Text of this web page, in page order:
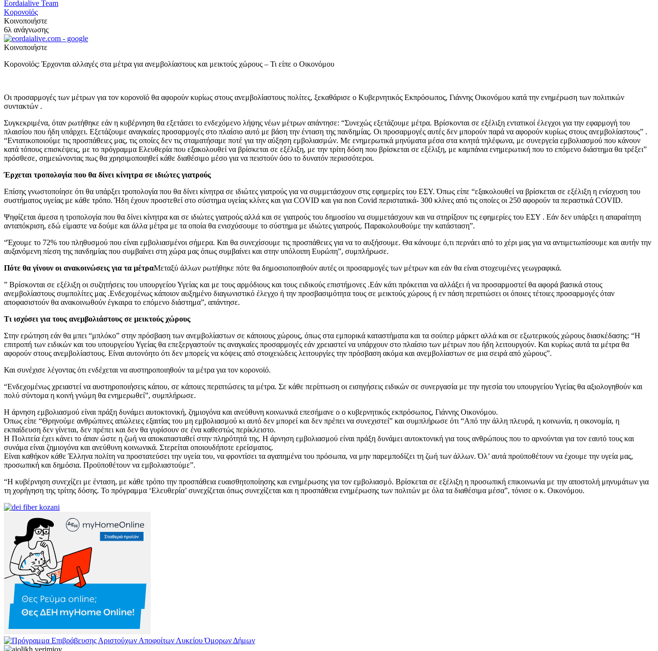
Eordaialive Team
Κορονοϊός
Κοινοποιήστε
6λ ανάγνωσης
Κοινοποιήστε
Κορονοϊός: Έρχονται αλλαγές στα μέτρα για ανεμβολίαστους και μεικτούς χώρους – Τι είπε ο Οικονόμου
Οι προσαρμογές των μέτρων για τον κορονοϊό θα αφορούν κυρίως στους ανεμβολίαστους πολίτες, ξεκαθάρισε ο Κυβερνητικός Εκπρόσωπος, Γιάννης Οικονόμου κατά την ενημέρωση των πολιτικών
συντακτών .
Συγκεκριμένα, όταν ρωτήθηκε εάν η κυβέρνηση θα εξετάσει το ενδεχόμενο λήψης νέων μέτρων απάντησε: “Συνεχώς εξετάζουμε μέτρα. Βρίσκονται σε εξέλιξη εντατικοί έλεγχοι για την εφαρμογή του
πλαισίου που ήδη υπάρχει. Εξετάζουμε αναγκαίες προσαρμογές στο πλαίσιο αυτό με βάση την ένταση της πανδημίας. Οι προσαρμογές αυτές δεν μπορούν παρά να αφορούν κυρίως στους ανεμβολίαστους” .
“Εντατικοποιούμε τις προσπάθειες μας, τις οποίες δεν τις σταματήσαμε ποτέ για την αύξηση εμβολιασμών. Με ενημερωτικά μηνύματα μέσα στα κινητά τηλέφωνα, με συνεργεία εμβολιασμού που κάνουν
κατά τόπους επισκέψεις, με το πρόγραμμα Ελευθερία που εξακολουθεί να βρίσκεται σε εξέλιξη, με την τρίτη δόση που βρίσκεται σε εξέλιξη, με καμπάνια ενημερωτική που το επόμενο διάστημα θα τρέξει”
πρόσθεσε, σημειώνοντας πως θα χρησιμοποιηθεί κάθε διαθέσιμο μέσο για να πειστούν όσο το δυνατόν περισσότεροι.
Έρχεται τροπολογία που θα δίνει κίνητρα σε ιδιώτες γιατρούς
Επίσης γνωστοποίησε ότι θα υπάρξει τροπολογία που θα δίνει κίνητρα σε ιδιώτες γιατρούς για να συμμετάσχουν στις εφημερίες του ΕΣΥ. Όπως είπε “εξακολουθεί να βρίσκεται σε εξέλιξη η ενίσχυση του
συστήματος υγείας με κάθε τρόπο. Ήδη έχουν προστεθεί στο σύστημα υγείας κλίνες και για COVID και για non Covid περιστατικά- 300 κλίνες από τις οποίες οι 250 αφορούν τα περαστικά COVID.
Ψηφίζεται άμεσα η τροπολογία που θα δίνει κίνητρα και σε ιδιώτες γιατρούς αλλά και σε γιατρούς του δημοσίου να συμμετάσχουν και να στηρίξουν τις εφημερίες του ΕΣΥ . Εάν δεν υπάρξει η απαραίτητη
ανταπόκριση, εδώ είμαστε να δούμε και άλλα μέτρα με τα οποία θα ενισχύσουμε το σύστημα με ιδιώτες γιατρούς. Παρακολουθούμε την κατάσταση”.
“Έχουμε το 72% του πληθυσμού που είναι εμβολιασμένοι σήμερα. Και θα συνεχίσουμε τις προσπάθειες για να το αυξήσουμε. Θα κάνουμε ό,τι περνάει από το χέρι μας για να αντιμετωπίσουμε και αυτήν την
αυξανόμενη πίεση της πανδημίας που συμβαίνει στη χώρα μας όπως συμβαίνει και στην υπόλοιπη Ευρώπη”, συμπλήρωσε.
Πότε θα γίνουν οι ανακοινώσεις για τα μέτραΜεταξύ άλλων ρωτήθηκε πότε θα δημοσιοποιηθούν αυτές οι προσαρμογές των μέτρων και εάν θα είναι στοχευμένες γεωγραφικά.
” Βρίσκονται σε εξέλιξη οι συζητήσεις του υπουργείου Υγείας και με τους αρμόδιους και τους ειδικούς επιστήμονες .Εάν κάτι πρόκειται να αλλάξει ή να προσαρμοστεί θα αφορά βασικά στους
ανεμβολίαστους συμπολίτες μας .Ενδεχομένως κάποιον αυξημένο διαγωνιστικό έλεγχο ή την προσβασιμότητα τους σε μεικτούς χώρους ή εν πάση περιπτώσει οι όποιες τέτοιες προσαρμογές όταν
αποφασιστούν θα ανακοινωθούν έγκαιρα το επόμενο διάστημα”, απάντησε.
Τι ισχύσει για τους ανεμβολιάστους σε μεικτούς χώρους
Στην ερώτηση εάν θα μπει “μπλόκο” στην πρόσβαση των ανεμβολίαστων σε κάποιους χώρους, όπως στα εμπορικά καταστήματα και τα σούπερ μάρκετ αλλά και σε εξωτερικούς χώρους διασκέδασης: “Η
επιτροπή των ειδικών και του υπουργείου Υγείας θα επεξεργαστούν τις αναγκαίες προσαρμογές εάν χρειαστεί να υπάρχουν στο πλαίσιο των μέτρων που ήδη λειτουργούν. Και κυρίως αυτά τα μέτρα θα
αφορούν στους ανεμβολίαστους. Είναι αυτονόητο ότι δεν μπορείς να κόψεις από στοιχειώδεις λειτουργίες την πρόσβαση ακόμα και ανεμβολίαστων σε μια σειρά από χώρους”.
Και συνέχισε λέγοντας ότι ενδέχεται να αυστηροποιηθούν τα μέτρα για τον κορονοϊό.
“Ενδεχομένως χρειαστεί να αυστηροποιήσεις κάπου, σε κάποιες περιπτώσεις τα μέτρα. Σε κάθε περίπτωση οι εισηγήσεις ειδικών σε συνεργασία με την ηγεσία του υπουργείου Υγείας θα αξιολογηθούν και
πολύ σύντομα η κοινή γνώμη θα ενημερωθεί”, συμπλήρωσε.
Η άρνηση εμβολιασμού είναι πράξη δυνάμει αυτοκτονική, ζημιογόνα και ανεύθυνη κοινωνικά επεσήμανε ο ο κυβερνητικός εκπρόσωπος, Γιάννης Οικονόμου.
Όπως είπε “Θρηνούμε ανθρώπινες απώλειες εξαιτίας του μη εμβολιασμού κι αυτό δεν μπορεί και δεν πρέπει να συνεχιστεί” και συμπλήρωσε ότι “Από την άλλη πλευρά, η κοινωνία, η οικονομία, η
εκπαίδευση δεν γίνεται, δεν πρέπει και δεν θα γυρίσουν σε ένα καθεστώς περίκλειστο.
Η Πολιτεία έχει κάνει το άπαν ώστε η ζωή να αποκατασταθεί στην πληρότητά της. Η άρνηση εμβολιασμού είναι πράξη δυνάμει αυτοκτονική για τους ανθρώπους που το αρνούνται για τον εαυτό τους και
συνάμα είναι ζημιογόνα και ανεύθυνη κοινωνικά. Στερείται οποιουδήποτε ερείσματος.
Είναι καθήκον κάθε Έλληνα πολίτη να προστατεύσει την υγεία του, να φροντίσει τα αγαπημένα του πρόσωπα, να μην παρεμποδίζει τη ζωή των άλλων. Όλ’ αυτά προϋποθέτουν να έχουμε την υγεία μας,
προσωπική και δημόσια. Προϋποθέτουν να εμβολιαστούμε”.
“Η κυβέρνηση συνεχίζει με ένταση, με κάθε τρόπο την προσπάθεια ευαισθητοποίησης και ενημέρωσης για τον εμβολιασμό. Βρίσκεται σε εξέλιξη η προσωπική επικοινωνία με την αποστολή μηνυμάτων για
τη χορήγηση της τρίτης δόσης. Το πρόγραμμα ‘Ελευθερία’ συνεχίζεται όπως συνεχίζεται και η προσπάθεια ενημέρωσης των πολιτών με όλα τα διαθέσιμα μέσα”, τόνισε ο κ. Οικονόμου.